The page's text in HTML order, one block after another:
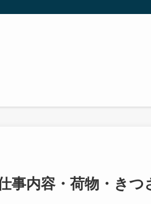
事内容・荷物・きつ